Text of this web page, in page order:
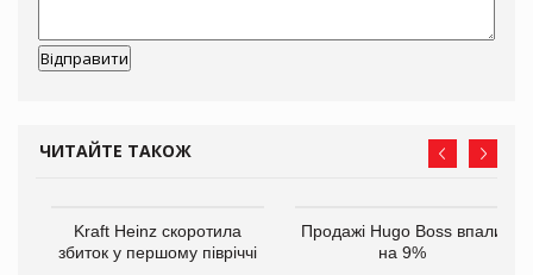
ЧИТАЙТЕ ТАКОЖ
Kraft Heinz скоротила
збиток у першому півріччі
Продажі Hugo Boss впали
на 9%